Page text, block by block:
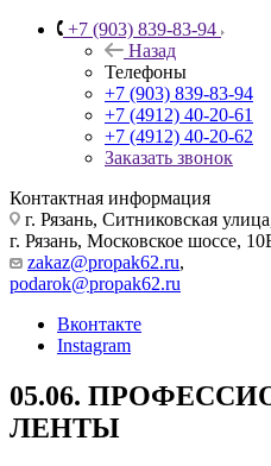
+7 (903) 839-83-94
Назад
Телефоны
+7 (903) 839-83-94
+7 (4912) 40-20-61
+7 (4912) 40-20-62
Заказать звонок
Контактная информация
г. Рязань, Ситниковская
г. Рязань, Московское шоссе,
zakaz@propak62.ru,
podarok@propak62.ru
Вконтакте
Instagram
05.06.
ЛЕНТЫ